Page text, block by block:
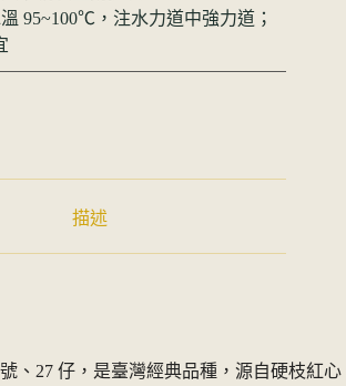
95~100℃，注水力道中強力道；
描述
、27 仔，是臺灣經典品種，源自硬枝紅心